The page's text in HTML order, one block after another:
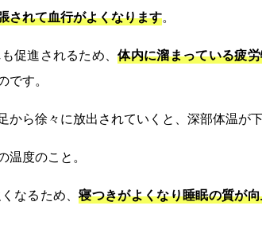
されて血行がよくなります。
促進されるため、体内に溜まっている疲
です。
ら徐々に放出されていくと、深部体温が下
度のこと。
なるため、寝つきがよくなり睡眠の質が